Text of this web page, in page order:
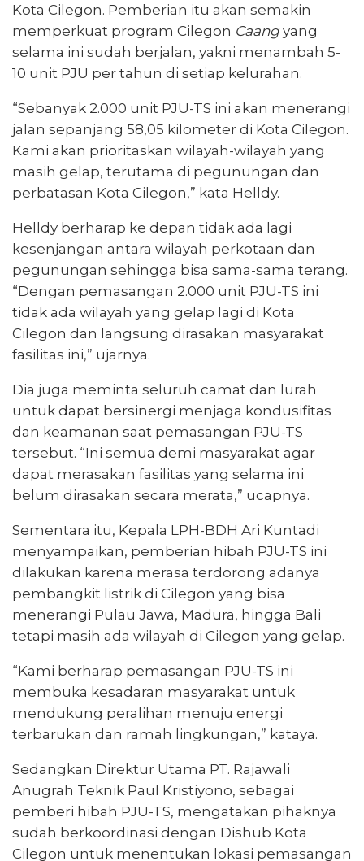
Kota Cilegon. Pemberian itu akan semakin
memperkuat program Cilegon Caang yang
selama ini sudah berjalan, yakni menambah 5-
10 unit PJU per tahun di setiap kelurahan.
“Sebanyak 2.000 unit PJU-TS ini akan menerangi
jalan sepanjang 58,05 kilometer di Kota Cilegon.
Kami akan prioritaskan wilayah-wilayah yang
masih gelap, terutama di pegunungan dan
perbatasan Kota Cilegon,” kata Helldy.
Helldy berharap ke depan tidak ada lagi
kesenjangan antara wilayah perkotaan dan
pegunungan sehingga bisa sama-sama terang.
“Dengan pemasangan 2.000 unit PJU-TS ini
tidak ada wilayah yang gelap lagi di Kota
Cilegon dan langsung dirasakan masyarakat
fasilitas ini,” ujarnya.
Dia juga meminta seluruh camat dan lurah
untuk dapat bersinergi menjaga kondusifitas
dan keamanan saat pemasangan PJU-TS
tersebut. “Ini semua demi masyarakat agar
dapat merasakan fasilitas yang selama ini
belum dirasakan secara merata,” ucapnya.
Sementara itu, Kepala LPH-BDH Ari Kuntadi
menyampaikan, pemberian hibah PJU-TS ini
dilakukan karena merasa terdorong adanya
pembangkit listrik di Cilegon yang bisa
menerangi Pulau Jawa, Madura, hingga Bali
tetapi masih ada wilayah di Cilegon yang gelap.
“Kami berharap pemasangan PJU-TS ini
membuka kesadaran masyarakat untuk
mendukung peralihan menuju energi
terbarukan dan ramah lingkungan,” kataya.
Sedangkan Direktur Utama PT. Rajawali
Anugrah Teknik Paul Kristiyono, sebagai
pemberi hibah PJU-TS, mengatakan pihaknya
sudah berkoordinasi dengan Dishub Kota
Cilegon untuk menentukan lokasi pemasangan